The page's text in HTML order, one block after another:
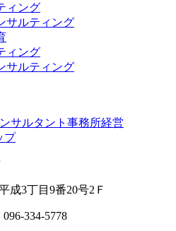
ィング
サルティング
ィング
サルティング
サルタント事務所経営
成3丁目9番20号2Ｆ
334-5778